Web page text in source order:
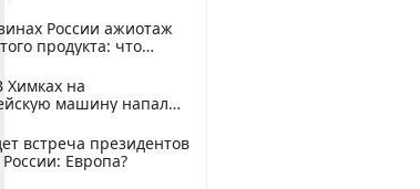
России ажиотаж
продукта: что
на
машину напали
встреча президентов
Европа?